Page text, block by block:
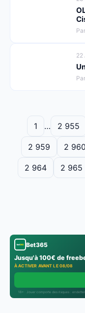
22
1 … 2 955
2 959 2 960
2 964 2 965
Bet365
Jusqu'à 100€ de
À ACTIVER AVANT LE 08/08
18+ · Jouer comporte des risques :